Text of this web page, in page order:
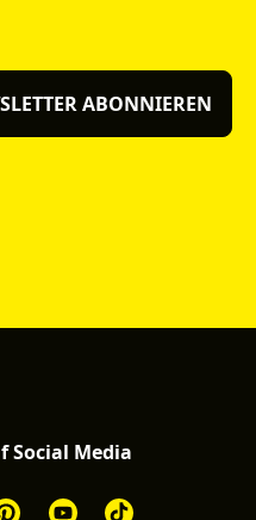
ABONNIEREN
Social Media